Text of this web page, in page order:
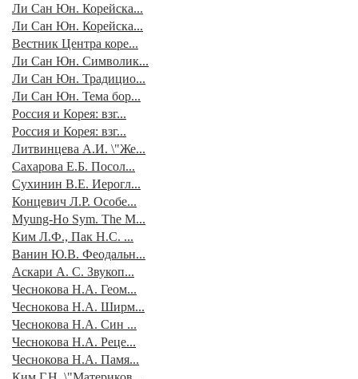
Ли Сан Юн. Корейска...
Ли Сан Юн. Корейска...
Вестник Центра коре...
Ли Сан Юн. Символик...
Ли Сан Юн. Традицио...
Ли Сан Юн. Тема бор...
Россия и Корея: взг...
Россия и Корея: взг...
Литвинцева А.И. \"Же...
Сахарова Е.Б. Посол...
Сухинин В.Е. Иерогл...
Концевич Л.Р. Особе...
Myung-Ho Sym. The M...
Ким Л.Ф., Пак Н.С. ...
Ванин Ю.В. Феодальн...
Аскари А. С. Звукоп...
Чеснокова Н.А. Геом...
Чеснокова Н.А. Ширм...
Чеснокова Н.А. Син ...
Чеснокова Н.А. Реце...
Чеснокова Н.А. Памя...